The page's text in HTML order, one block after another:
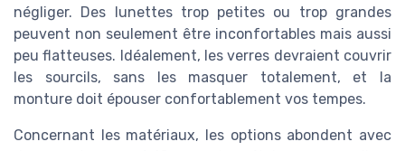
négliger. Des lunettes trop petites ou trop grandes
peuvent non seulement être inconfortables mais aussi
peu flatteuses. Idéalement, les verres devraient couvrir
les sourcils, sans les masquer totalement, et la
monture doit épouser confortablement vos tempes.
Concernant les matériaux, les options abondent avec